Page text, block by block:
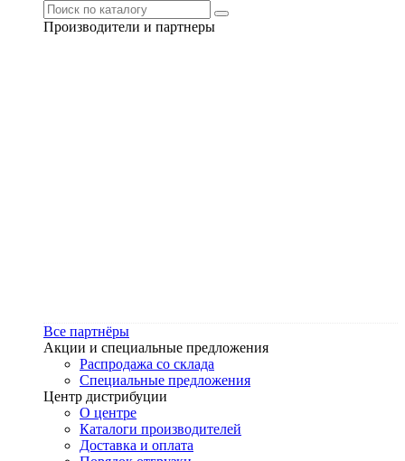
Производители и партнеры
Все партнёры
Акции и специальные предложения
Распродажа со склада
Специальные предложения
Центр дистрибуции
О центре
Каталоги производителей
Доставка и оплата